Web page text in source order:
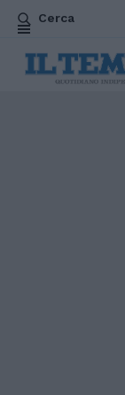
Cerca